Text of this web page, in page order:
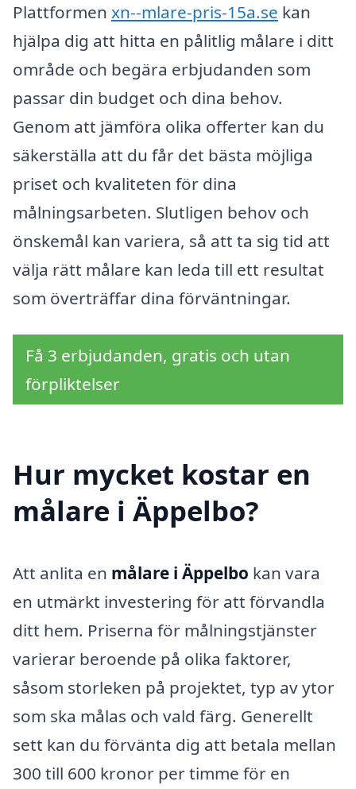
Plattformen xn--mlare-pris-15a.se kan
hjälpa dig att hitta en pålitlig målare i ditt
område och begära erbjudanden som
passar din budget och dina behov.
Genom att jämföra olika offerter kan du
säkerställa att du får det bästa möjliga
priset och kvaliteten för dina
målningsarbeten. Slutligen behov och
önskemål kan variera, så att ta sig tid att
välja rätt målare kan leda till ett resultat
som överträffar dina förväntningar.
Få 3 erbjudanden, gratis och utan
förpliktelser
Hur mycket kostar en
målare i Äppelbo?
Att anlita en målare i Äppelbo kan vara
en utmärkt investering för att förvandla
ditt hem. Priserna för målningstjänster
varierar beroende på olika faktorer,
såsom storleken på projektet, typ av ytor
som ska målas och vald färg. Generellt
sett kan du förvänta dig att betala mellan
300 till 600 kronor per timme för en